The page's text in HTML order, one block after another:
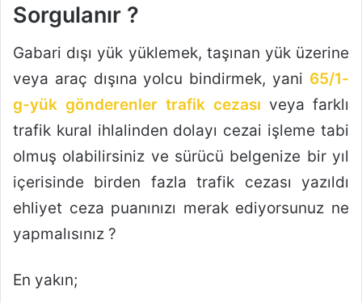
Sorgulanır ?
Gabari dışı yük yüklemek, taşınan yük üzerine
veya araç dışına yolcu bindirmek, yani 65/1-
g-yük gönderenler trafik cezası veya farklı
trafik kural ihlalinden dolayı cezai işleme tabi
olmuş olabilirsiniz ve sürücü belgenize bir yıl
içerisinde birden fazla trafik cezası yazıldı
ehliyet ceza puanınızı merak ediyorsunuz ne
yapmalısınız ?
En yakın;